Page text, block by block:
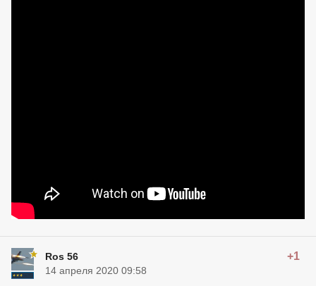
Ros 56 +1
14 апреля 2020 09:58